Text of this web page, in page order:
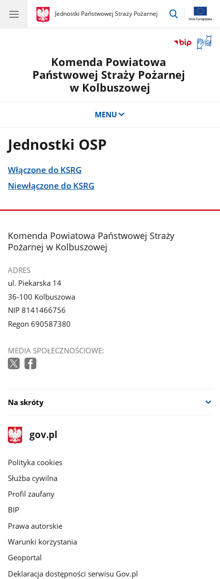
gov.pl
Jednostki Państwowej Straży Pożarnej
gov.pl
Jednostki
przejdź
okno
Komenda Powiatowa
Państwowej Straży Pożarnej
w Kolbuszowej
MENU
Jednostki OSP
Włączone do KSRG
Niewłączone do KSRG
stopka
Komenda Powiatowa Państwowej Straży
Pożarnej w Kolbuszowej
ADRES
ul. Piekarska 14
36-100 Kolbuszowa
NIP 8141466756
Regon 690587380
MEDIA SPOŁECZNOŚCIOWE:
Na skróty
stopka
gov.pl
Strona
gov.pl
gov.pl
Polityka cookies
Służba cywilna
Profil zaufany
BIP
Prawa autorskie
Warunki korzystania
Geoportal
Deklaracja dostępności serwisu Gov.pl